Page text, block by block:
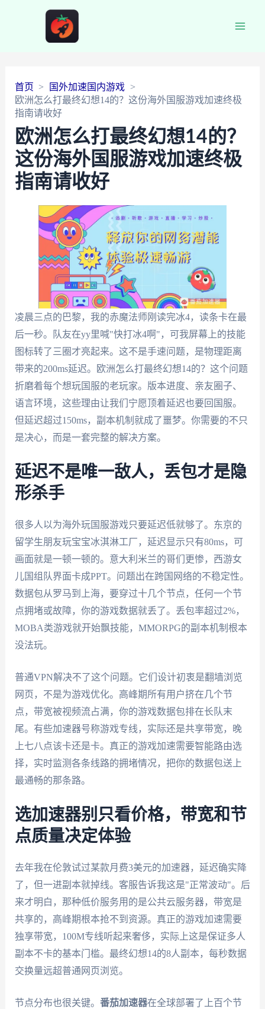
首页
国外加速国内游戏
欧洲怎么打最终幻想14的？这份海外国服游戏加速终极
指南请收好
欧洲怎么打最终幻想14的？
这份海外国服游戏加速终极
指南请收好
凌晨三点的巴黎，我的赤魔法师刚读完冰4，读条卡在最
后一秒。队友在yy里喊"快打冰4啊"，可我屏幕上的技能
图标转了三圈才亮起来。这不是手速问题，是物理距离
带来的200ms延迟。欧洲怎么打最终幻想14的？这个问题
折磨着每个想玩国服的老玩家。版本进度、亲友圈子、
语言环境，这些理由让我们宁愿顶着延迟也要回国服。
但延迟超过150ms，副本机制就成了噩梦。你需要的不只
是决心，而是一套完整的解决方案。
延迟不是唯一敌人，丢包才是隐
形杀手
很多人以为海外玩国服游戏只要延迟低就够了。东京的
留学生朋友玩宝宝冰淇淋工厂，延迟显示只有80ms，可
画面就是一顿一顿的。意大利米兰的哥们更惨，西游女
儿国组队界面卡成PPT。问题出在跨国网络的不稳定性。
数据包从罗马到上海，要穿过十几个节点，任何一个节
点拥堵或故障，你的游戏数据就丢了。丢包率超过2%，
MOBA类游戏就开始飘技能，MMORPG的副本机制根本
没法玩。
普通VPN解决不了这个问题。它们设计初衷是翻墙浏览
网页，不是为游戏优化。高峰期所有用户挤在几个节
点，带宽被视频流占满，你的游戏数据包排在长队末
尾。有些加速器号称游戏专线，实际还是共享带宽，晚
上七八点该卡还是卡。真正的游戏加速需要智能路由选
择，实时监测各条线路的拥堵情况，把你的数据包送上
最通畅的那条路。
选加速器别只看价格，带宽和节
点质量决定体验
去年我在伦敦试过某款月费3美元的加速器，延迟确实降
了，但一进副本就掉线。客服告诉我这是"正常波动"。后
来才明白，那种低价服务用的是公共云服务器，带宽是
共享的，高峰期根本抢不到资源。真正的游戏加速需要
独享带宽，100M专线听起来奢侈，实际上这是保证多人
副本不卡的基本门槛。最终幻想14的8人副本，每秒数据
交换量远超普通网页浏览。
节点分布也很关键。 番茄加速器在全球部署了上百个节